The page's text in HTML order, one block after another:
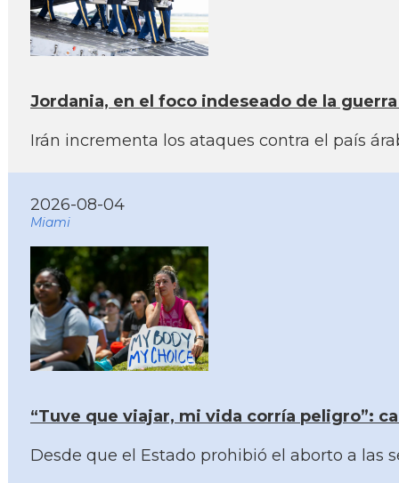
Jordania, en el foco indeseado de la
Irán incrementa los ataques contra el país
2026-08-04
Miami
“Tuve que viajar, mi vida corría peligro”:
Desde que el Estado prohibió el aborto a las